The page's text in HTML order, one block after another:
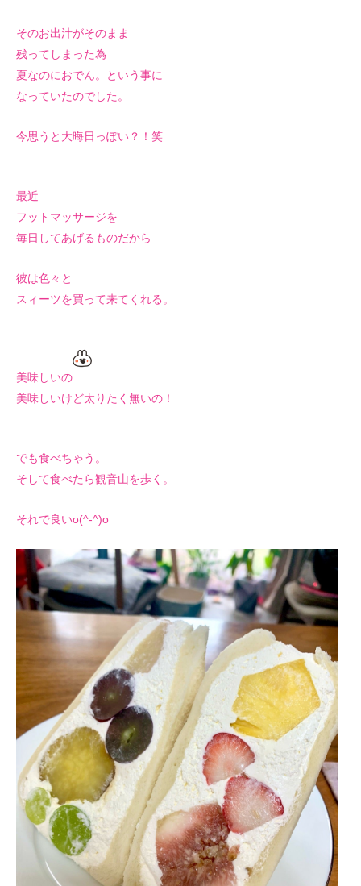
そのお出汁がそのまま
残ってしまった為
夏なのにおでん。という事に
なっていたのでした。
今思うと大晦日っぽい？！笑
最近
フットマッサージを
毎日してあげるものだから
彼は色々と
スィーツを買って来てくれる。
美味しいの
美味しいけど太りたく無いの！
でも食べちゃう。
そして食べたら観音山を歩く。
それで良いo(^-^)o